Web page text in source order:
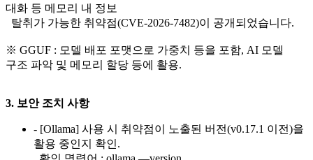
대화 등 메모리 내 정보
탈취가 가능한 취약점(CVE-2026-7482)이 공개되었습니다.
※ GGUF : 모델 배포 포맷으로 가중치 등을 포함, AI 모델
구조 파악 및 메모리 할당 등에 활용.
3. 보안 조치 사항
- [Ollama] 사용 시 취약점이 노출된 버전(v0.17.1 이전)을
활용 중인지 확인.